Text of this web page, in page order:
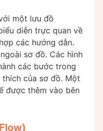
một lưu đồ
diễn trực quan về
các hướng dẫn.
sơ đồ. Các hình
các bước trong
của sơ đồ. Một
được thêm vào bên